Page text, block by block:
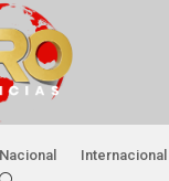
Nacional Internacional